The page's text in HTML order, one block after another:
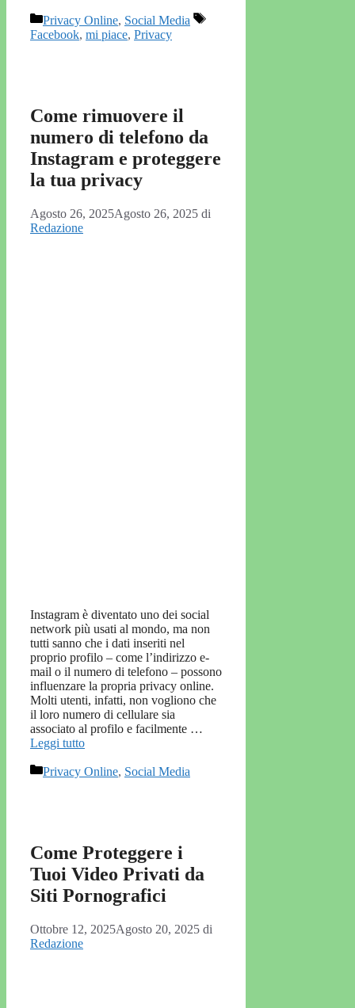
Categorie
Privacy Online, Social Media
Tag
Facebook, mi piace, Privacy
Come rimuovere il
numero di telefono da
Instagram e proteggere
la tua privacy
Agosto 26, 2025Agosto 26, 2025 di
Redazione
Instagram è diventato uno dei social
network più usati al mondo, ma non
tutti sanno che i dati inseriti nel
proprio profilo – come l’indirizzo e-
mail o il numero di telefono – possono
influenzare la propria privacy online.
Molti utenti, infatti, non vogliono che
il loro numero di cellulare sia
associato al profilo e facilmente …
Leggi tutto
Categorie
Privacy Online, Social Media
Come Proteggere i
Tuoi Video Privati da
Siti Pornografici
Ottobre 12, 2025Agosto 20, 2025 di
Redazione